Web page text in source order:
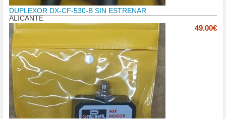
DUPLEXOR DX-CF-530-B SIN ESTRENAR
ALICANTE
49.00€